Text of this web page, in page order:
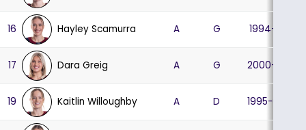
16 Hayley Scamurra A G 1994-12-14
17 Dara Greig A G 2000-12-30
19 Kaitlin Willoughby A D 1995-03-26